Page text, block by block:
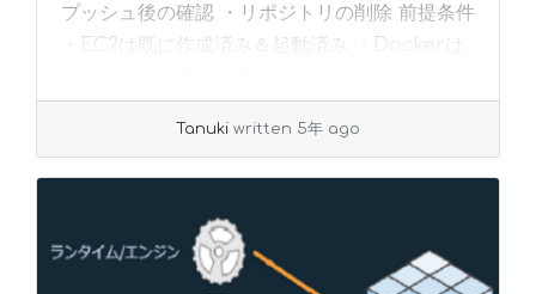
プッシュ後の確認 ・リポジトリの削除 前提条件
・EC2は既に作成済み＆起動済み ・Dockerは
Tanuki written 5年 ago